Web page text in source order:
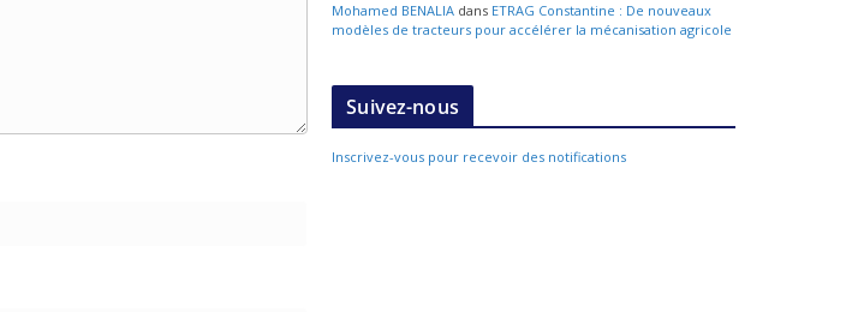
Mohamed BENALIA dans ETRAG Constantine : De nouveaux
modèles de tracteurs pour accélérer la mécanisation agricole
Suivez-nous
Inscrivez-vous pour recevoir des notifications